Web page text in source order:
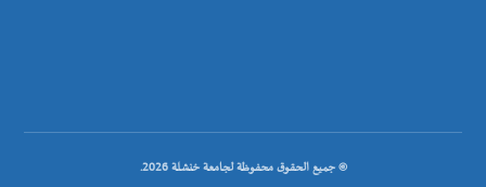
© جميع الحقوق محفوظة لجامعة خنشلة 2026.